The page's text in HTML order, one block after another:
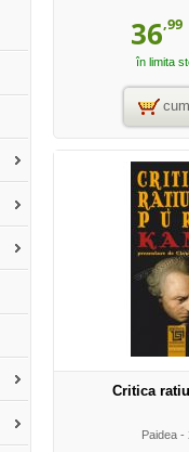
36,99
în limita
Critica
Paidea-